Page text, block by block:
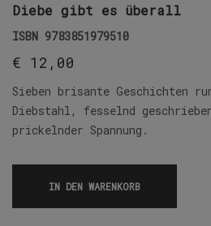
Diebe gibt es überall
ISBN 9783851979510
€ 12,00
Sieben brisante Geschichten
Diebstahl, fesselnd
prickelnder Spannung.
IN DEN WARENKORB